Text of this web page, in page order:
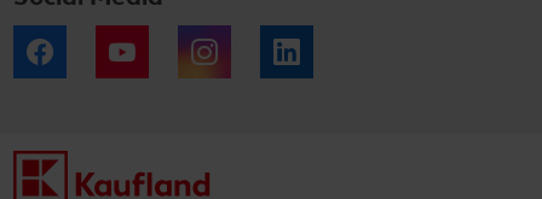
Facebook YouTube Instagram